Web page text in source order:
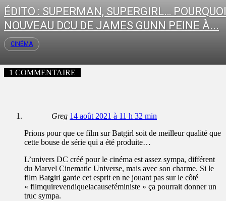
ÉDITO : SUPERMAN, SUPERGIRL…
NOUVEAU DCU DE JAMES GUNN PEINE À...
CINÉMA
1 COMMENTAIRE
Greg 14 août 2021 à 11 h 32 min
Prions pour que ce film sur Batgirl soit de meilleur qualité que
cette bouse de série qui a été produite…
L’univers DC créé pour le cinéma est assez sympa, différent
du Marvel Cinematic Universe, mais avec son charme. Si le
film Batgirl garde cet esprit en ne jouant pas sur le côté
« filmquirevendiquelacauseféministe » ça pourrait donner un
truc sympa.